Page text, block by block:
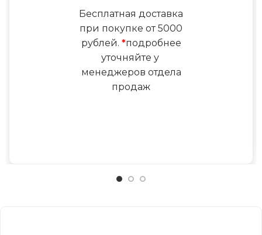
Бесплатная доставка
при покупке от 5000
рублей. *подробнее
уточняйте у
менеджеров отдела
продаж